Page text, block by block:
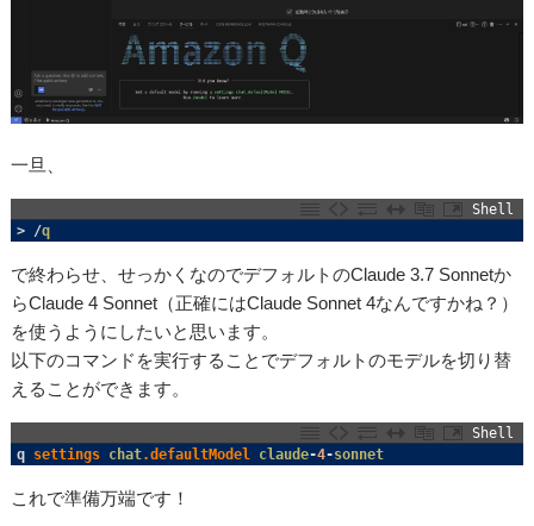
一旦、
Shell
> /q
で終わらせ、せっかくなのでデフォルトのClaude 3.7 Sonnetか
らClaude 4 Sonnet（正確にはClaude Sonnet 4なんですかね？）
を使うようにしたいと思います。
以下のコマンドを実行することでデフォルトのモデルを切り替
えることができます。
Shell
q settings chat.defaultModel claude-4-sonnet
これで準備万端です！